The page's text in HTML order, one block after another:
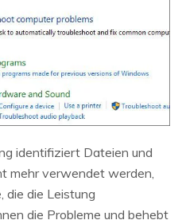
identifiziert Dateien und
mehr verwendet werden,
die die Leistung
die Probleme und behebt